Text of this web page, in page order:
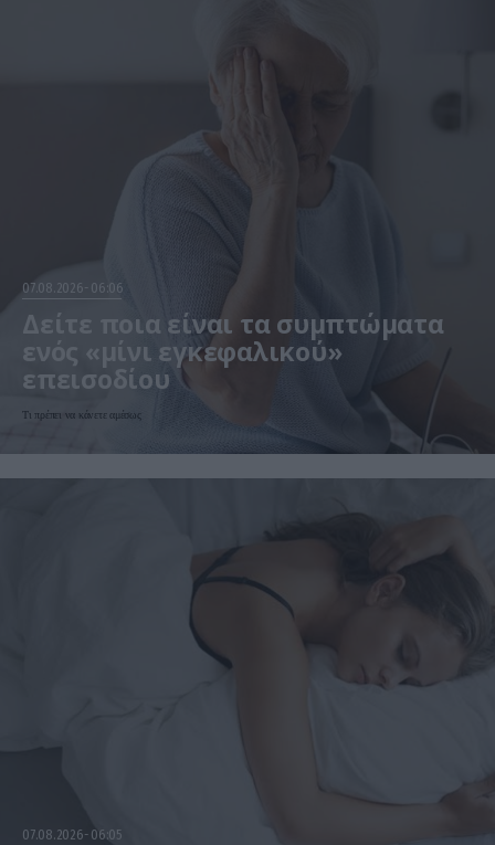
07.08.2026 06:06
Δείτε ποια είναι τα συμπτώματα
ενός «μίνι εγκεφαλικού»
επεισοδίου
Τι πρέπει να κάνετε αμέσως
07.08.2026 06:05